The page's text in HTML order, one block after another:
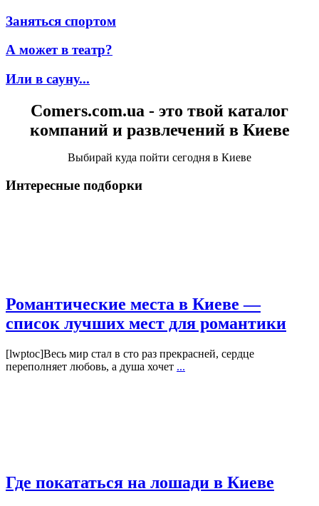
Заняться спортом
А может в театр?
Или в сауну...
Comers.com.ua - это твой каталог
компаний и развлечений в Киеве
Выбирай куда пойти сегодня в Киеве
Интересные подборки
Романтические места в Киеве —
список лучших мест для романтики
[lwptoc]Весь мир стал в сто раз прекрасней, сердце
переполняет любовь, а душа хочет ...
Где покататься на лошади в Киеве